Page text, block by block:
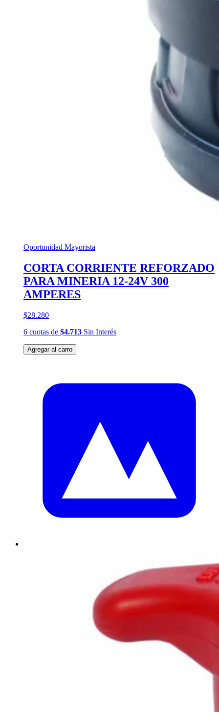
Oportunidad Mayorista
CORTA CORRIENTE REFORZADO
PARA MINERIA 12-24V 300
AMPERES
$28.280
6 cuotas de $4.713 Sin Interés
Agregar al carro